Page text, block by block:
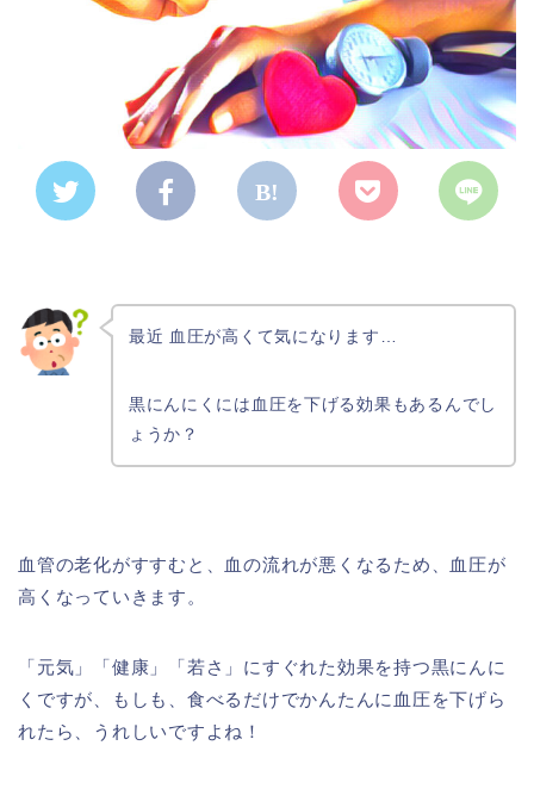
最近 血圧が高くて気になります…
黒にんにくには血圧を下げる効果もあるんでし
ょうか？
血管の老化がすすむと、血の流れが悪くなるため、血圧が
高くなっていきます。
「元気」「健康」「若さ」にすぐれた効果を持つ黒にんに
くですが、もしも、食べるだけでかんたんに血圧を下げら
れたら、うれしいですよね！